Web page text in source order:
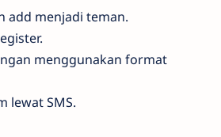
add menjadi teman.
menggunakan format
lewat SMS.